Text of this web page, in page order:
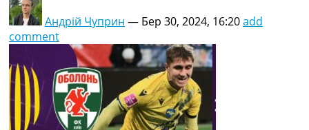
Андрій Чуприн — Бер 30, 2024, 16:20add
comment